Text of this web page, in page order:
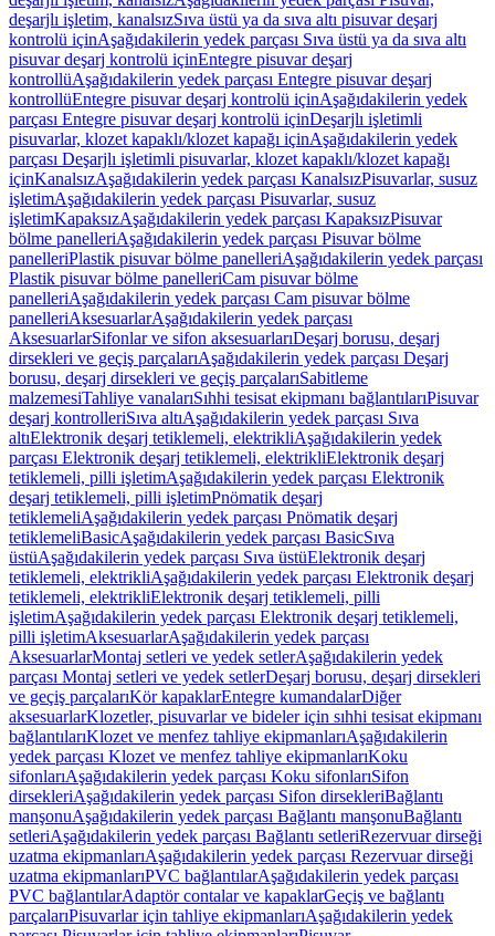
deşarjlı işletim, kanalsızSıva üstü ya da sıva altı pisuvar deşarj
kontrolü içinAşağıdakilerin yedek parçası Sıva üstü ya da sıva altı
pisuvar deşarj kontrolü içinEntegre pisuvar deşarj
kontrollüAşağıdakilerin yedek parçası Entegre pisuvar deşarj
kontrollüEntegre pisuvar deşarj kontrolü içinAşağıdakilerin yedek
parçası Entegre pisuvar deşarj kontrolü içinDeşarjlı işletimli
pisuvarlar, klozet kapaklı/klozet kapağı içinAşağıdakilerin yedek
parçası Deşarjlı işletimli pisuvarlar, klozet kapaklı/klozet kapağı
içinKanalsızAşağıdakilerin yedek parçası KanalsızPisuvarlar, susuz
işletimAşağıdakilerin yedek parçası Pisuvarlar, susuz
işletimKapaksızAşağıdakilerin yedek parçası KapaksızPisuvar
bölme panelleriAşağıdakilerin yedek parçası Pisuvar bölme
panelleriPlastik pisuvar bölme panelleriAşağıdakilerin yedek parçası
Plastik pisuvar bölme panelleriCam pisuvar bölme
panelleriAşağıdakilerin yedek parçası Cam pisuvar bölme
panelleriAksesuarlarAşağıdakilerin yedek parçası
AksesuarlarSifonlar ve sifon aksesuarlarıDeşarj borusu, deşarj
dirsekleri ve geçiş parçalarıAşağıdakilerin yedek parçası Deşarj
borusu, deşarj dirsekleri ve geçiş parçalarıSabitleme
malzemesiTahliye vanalarıSıhhi tesisat ekipmanı bağlantılarıPisuvar
deşarj kontrolleriSıva altıAşağıdakilerin yedek parçası Sıva
altıElektronik deşarj tetiklemeli, elektrikliAşağıdakilerin yedek
parçası Elektronik deşarj tetiklemeli, elektrikliElektronik deşarj
tetiklemeli, pilli işletimAşağıdakilerin yedek parçası Elektronik
deşarj tetiklemeli, pilli işletimPnömatik deşarj
tetiklemeliAşağıdakilerin yedek parçası Pnömatik deşarj
tetiklemeliBasicAşağıdakilerin yedek parçası BasicSıva
üstüAşağıdakilerin yedek parçası Sıva üstüElektronik deşarj
tetiklemeli, elektrikliAşağıdakilerin yedek parçası Elektronik deşarj
tetiklemeli, elektrikliElektronik deşarj tetiklemeli, pilli
işletimAşağıdakilerin yedek parçası Elektronik deşarj tetiklemeli,
pilli işletimAksesuarlarAşağıdakilerin yedek parçası
AksesuarlarMontaj setleri ve yedek setlerAşağıdakilerin yedek
parçası Montaj setleri ve yedek setlerDeşarj borusu, deşarj dirsekleri
ve geçiş parçalarıKör kapaklarEntegre kumandalarDiğer
aksesuarlarKlozetler, pisuvarlar ve bideler için sıhhi tesisat ekipmanı
bağlantılarıKlozet ve menfez tahliye ekipmanlarıAşağıdakilerin
yedek parçası Klozet ve menfez tahliye ekipmanlarıKoku
sifonlarıAşağıdakilerin yedek parçası Koku sifonlarıSifon
dirsekleriAşağıdakilerin yedek parçası Sifon dirsekleriBağlantı
manşonuAşağıdakilerin yedek parçası Bağlantı manşonuBağlantı
setleriAşağıdakilerin yedek parçası Bağlantı setleriRezervuar dirseği
uzatma ekipmanlarıAşağıdakilerin yedek parçası Rezervuar dirseği
uzatma ekipmanlarıPVC bağlantılarAşağıdakilerin yedek parçası
PVC bağlantılarAdaptör contalar ve kapaklarGeçiş ve bağlantı
parçalarıPisuvarlar için tahliye ekipmanlarıAşağıdakilerin yedek